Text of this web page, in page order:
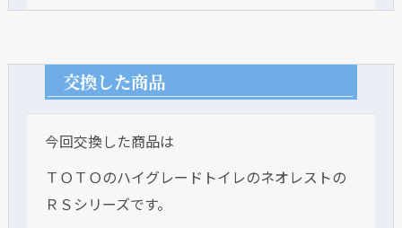
交換した商品
今回交換した商品は
ＴＯＴＯのハイグレードトイレのネオレストの
ＲＳシリーズです。